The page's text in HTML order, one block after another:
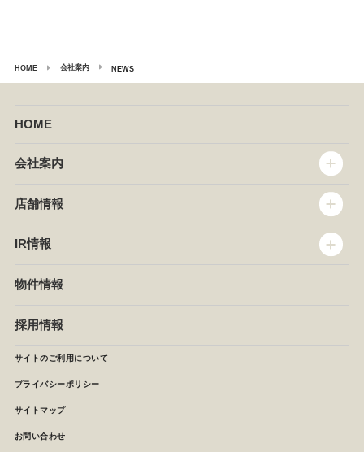
HOME 会社案内 NEWS
HOME
会社案内
企業情報
セントラルキッチン
NEWS
店舗情報
椿屋珈琲
イタリアンダイニングDONA
店舗検索
IR情報
IRニュース
月次報告
決算短信
株主の皆様へ
よくあるご質問 (株主優待制度)
物件情報
採用情報
サイトのご利用について
プライバシーポリシー
サイトマップ
お問い合わせ